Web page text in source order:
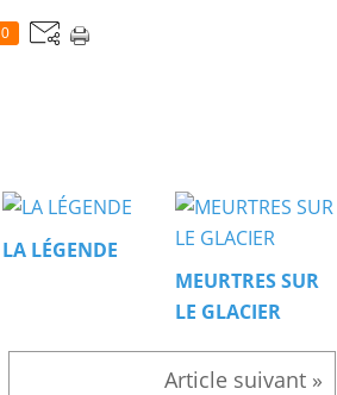
0
LA LÉGENDE
MEURTRES SUR
LE GLACIER